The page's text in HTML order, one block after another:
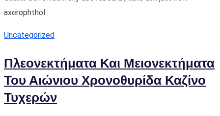
axerophthol
Uncategorized
Πλεονεκτήματα Και Μειονεκτήματα
Του Αιώνιου Χρονοθυρίδα Καζίνο
Τυχερών